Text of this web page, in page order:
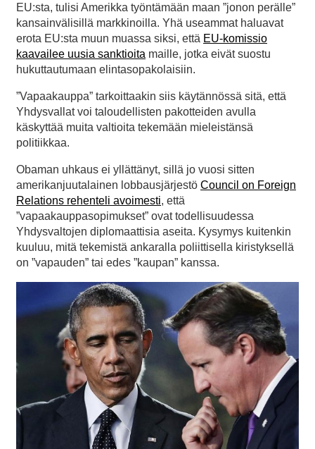
EU:sta, tulisi Amerikka työntämään maan ”jonon perälle”
kansainvälisillä markkinoilla. Yhä useammat haluavat
erota EU:sta muun muassa siksi, että EU-komissio
kaavailee uusia sanktioita maille, jotka eivät suostu
hukuttautumaan elintasopakolaisiin.
”Vapaakauppa” tarkoittaakin siis käytännössä sitä, että
Yhdysvallat voi taloudellisten pakotteiden avulla
käskyttää muita valtioita tekemään mieleistänsä
politiikkaa.
Obaman uhkaus ei yllättänyt, sillä jo vuosi sitten
amerikanjuutalainen lobbausjärjestö Council on Foreign
Relations rehenteli avoimesti, että
”vapaakauppasopimukset” ovat todellisuudessa
Yhdysvaltojen diplomaattisia aseita. Kysymys kuitenkin
kuuluu, mitä tekemistä ankaralla poliittisella kiristyksellä
on ”vapauden” tai edes ”kaupan” kanssa.